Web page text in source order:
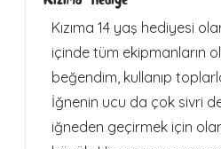
Kızıma 14 yaş hediyesi
içinde tüm ekipmanların
beğendim, kullanıp
İğnenin ucu da çok sivri
iğneden geçirmek için